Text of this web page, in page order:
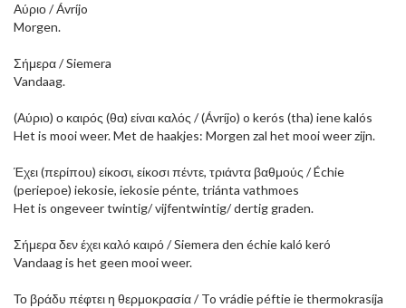
Αύριο / Ávríjo
Morgen.
Σήμερα / Siemera
Vandaag.
(Αύριο) ο καιρός (θα) είναι καλός / (Ávríjo) o kerós (tha) iene kalós
Het is mooi weer. Met de haakjes: Morgen zal het mooi weer zijn.
Έχει (περίπου) είκοσι, είκοσι πέντε, τριάντα βαθμούς / Échie
(periepoe) iekosie, iekosie pénte, triánta vathmoes
Het is ongeveer twintig/ vijfentwintig/ dertig graden.
Σήμερα δεν έχει καλό καιρό / Siemera den échie kaló keró
Vandaag is het geen mooi weer.
Το βράδυ πέφτει η θερμοκρασία / To vrádie péftie ie thermokrasíja